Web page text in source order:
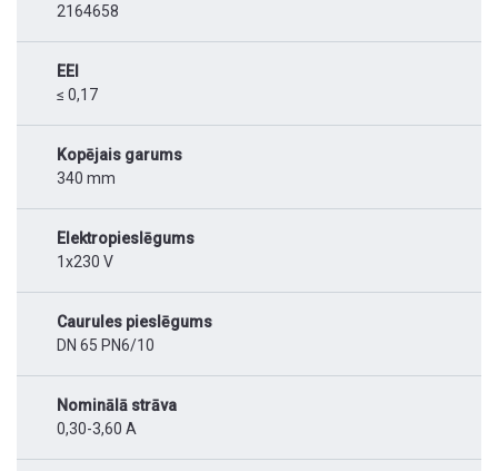
2164658
EEI
≤ 0,17
Kopējais garums
340 mm
Elektropieslēgums
1x230 V
Caurules pieslēgums
DN 65 PN6/10
Nominālā strāva
0,30-3,60 A